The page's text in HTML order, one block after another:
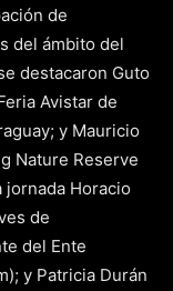
de
del ámbito del
destacaron Guto
Avistar de
y Mauricio
Nature Reserve
jornada Horacio
de
del Ente
y Patricia Durán